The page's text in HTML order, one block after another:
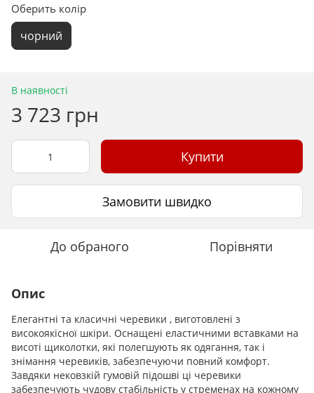
Оберить колір
чорний
В наявності
3 723 грн
Купити
Замовити швидко
До обраного Порівняти
Опис
Елегантні та класичні черевики , виготовлені з
високоякісної шкіри. Оснащені еластичними вставками на
висоті щиколотки, які полегшують як одягання, так і
знімання черевиків, забезпечуючи повний комфорт.
Завдяки нековзкій гумовій підошві ці черевики
забезпечують чудову стабільність у стременах на кожному